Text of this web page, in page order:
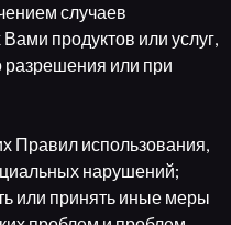
случаев
продуктов или услуг,
разрешения или при
Правил использования,
нарушений;
или принять иные меры